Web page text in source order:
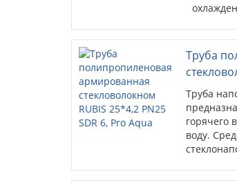
Труба
Труба
горячего
воду.